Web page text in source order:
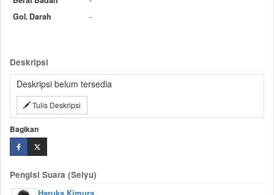
Gol. Darah
-
Deskripsi
Deskripsi belum tersedia
Tulis Deskripsi
Bagikan
Pengisi Suara (Seiyu)
Haruka Kimura